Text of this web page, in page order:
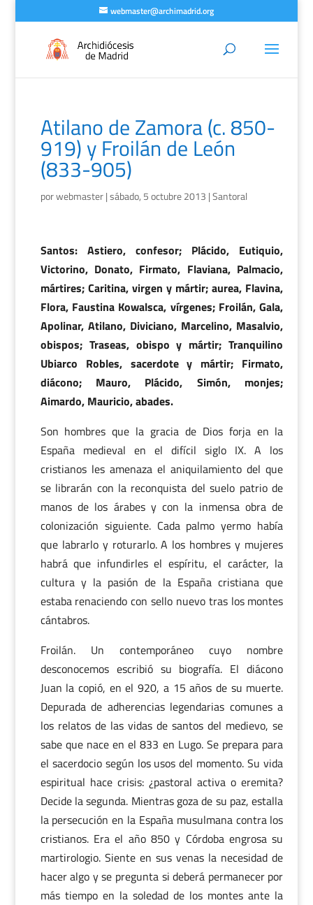
webmaster@archimadrid.org
Atilano de Zamora (c. 850-
919) y Froilán de León
(833-905)
porwebmaster|sábado, 5 octubre 2013 |Santoral
Santos: Astiero, confesor; Plácido, Eutiquio,
Victorino, Donato, Firmato, Flaviana, Palmacio,
mártires; Caritina, virgen y mártir; aurea, Flavina,
Flora, Faustina Kowalsca, vírgenes; Froilán, Gala,
Apolinar, Atilano, Diviciano, Marcelino, Masalvio,
obispos; Traseas, obispo y mártir; Tranquilino
Ubiarco Robles, sacerdote y mártir; Firmato,
diácono; Mauro, Plácido, Simón, monjes;
Aimardo, Mauricio, abades.
Son hombres que la gracia de Dios forja en la
España medieval en el difícil siglo IX. A los
cristianos les amenaza el aniquilamiento del que
se librarán con la reconquista del suelo patrio de
manos de los árabes y con la inmensa obra de
colonización siguiente. Cada palmo yermo había
que labrarlo y roturarlo. A los hombres y mujeres
habrá que infundirles el espíritu, el carácter, la
cultura y la pasión de la España cristiana que
estaba renaciendo con sello nuevo tras los montes
cántabros.
Froilán. Un contemporáneo cuyo nombre
desconocemos escribió su biografía. El diácono
Juan la copió, en el 920, a 15 años de su muerte.
Depurada de adherencias legendarias comunes a
los relatos de las vidas de santos del medievo, se
sabe que nace en el 833 en Lugo. Se prepara para
el sacerdocio según los usos del momento. Su vida
espiritual hace crisis: ¿pastoral activa o eremita?
Decide la segunda. Mientras goza de su paz, estalla
la persecución en la España musulmana contra los
cristianos. Era el año 850 y Córdoba engrosa su
martirologio. Siente en sus venas la necesidad de
hacer algo y se pregunta si deberá permanecer por
más tiempo en la soledad de los montes ante la